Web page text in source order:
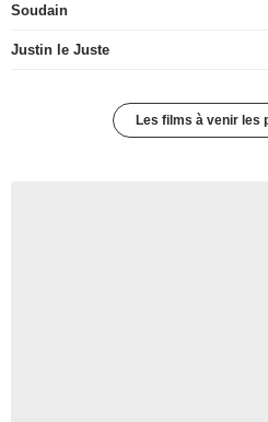
Soudain
Justin le Juste
Les films à venir les